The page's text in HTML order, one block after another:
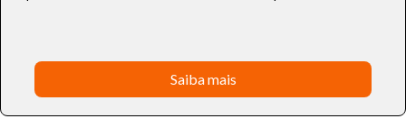
Saiba mais